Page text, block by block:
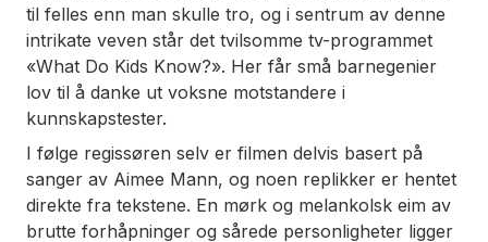
til felles enn man skulle tro, og i sentrum av denne
intrikate veven står det tvilsomme tv-programmet
«What Do Kids Know?». Her får små barnegenier
lov til å danke ut voksne motstandere i
kunnskapstester.
I følge regissøren selv er filmen delvis basert på
sanger av Aimee Mann, og noen replikker er hentet
direkte fra tekstene. En mørk og melankolsk eim av
brutte forhåpninger og sårede personligheter ligger